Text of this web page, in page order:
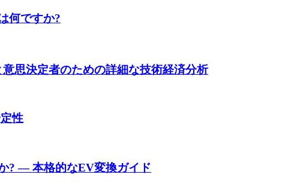
何ですか?
思決定者のための詳細な技術経済分析
性
? — 本格的なEV変換ガイド